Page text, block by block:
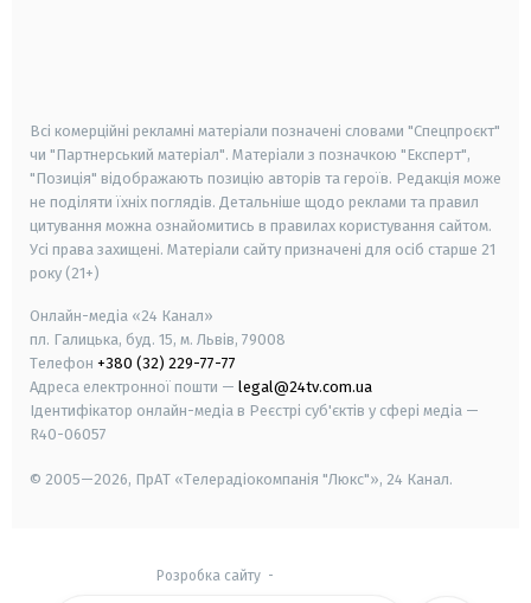
Всі комерційні рекламні матеріали позначені словами "Спецпроєкт"
чи "Партнерський матеріал". Матеріали з позначкою "Експерт",
"Позиція" відображають позицію авторів та героїв. Редакція може
не поділяти їхніх поглядів. Детальніше щодо реклами та правил
цитування можна ознайомитись в правилах користування сайтом.
Усі права захищені. Матеріали сайту призначені для осіб старше 21
року (21+)
Онлайн-медіа «24 Канал»
пл. Галицька, буд. 15, м. Львів, 79008
Телефон +380 (32) 229-77-77
Адреса електронної пошти — legal@24tv.com.ua
Ідентифікатор онлайн-медіа в Реєстрі суб'єктів у сфері медіа —
R40-06057
© 2005—2026, ПрАТ «Телерадіокомпанія "Люкс"», 24 Канал.
Розробка сайту-